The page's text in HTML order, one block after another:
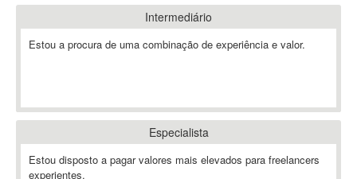
ABAP
Abaqus
ABBYY FineReader
Ableton
Ableton Push
Abstract
Intermediário
Estou a procura de uma combinação de experiência e valor.
Especialista
Estou disposto a pagar valores mais elevados para freelancers
experientes.